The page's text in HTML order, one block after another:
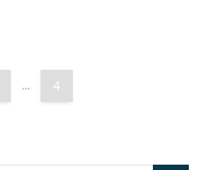
... 4